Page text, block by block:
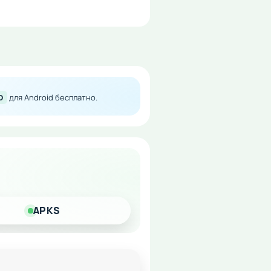
без необходимости
для Android бесплатно.
APKS